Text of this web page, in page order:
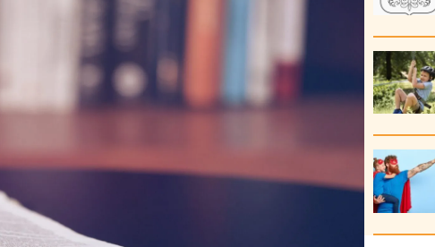
Pszczoła i kwitnący ul